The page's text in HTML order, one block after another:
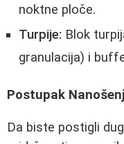
noktne ploče.
Turpije: Blok
granulacija) i
Postupak
Da biste postigli